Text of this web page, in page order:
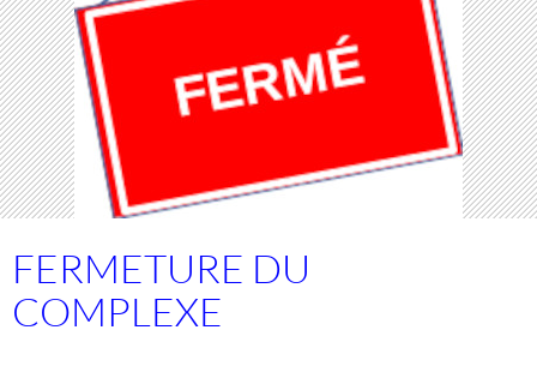
FERMETURE DU
COMPLEXE